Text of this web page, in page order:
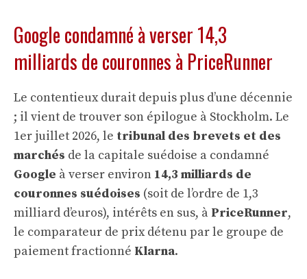
Google condamné à verser 14,3
milliards de couronnes à PriceRunner
Le contentieux durait depuis plus d’une décennie
; il vient de trouver son épilogue à Stockholm. Le
1er juillet 2026, le tribunal des brevets et des
marchés de la capitale suédoise a condamné
Google à verser environ 14,3 milliards de
couronnes suédoises (soit de l’ordre de 1,3
milliard d’euros), intérêts en sus, à PriceRunner,
le comparateur de prix détenu par le groupe de
paiement fractionné Klarna.